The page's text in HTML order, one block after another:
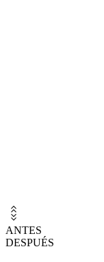
unfold_more_double
ANTES
DESPUÉS